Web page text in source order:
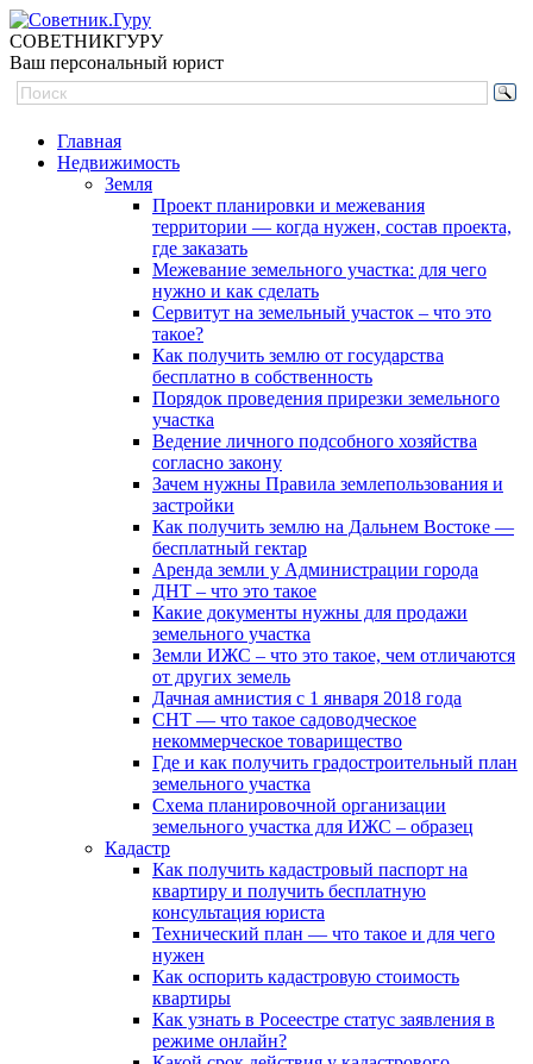
СОВЕТНИКГУРУ
Ваш персональный юрист
Главная
Недвижимость
Земля
Проект планировки и межевания
территории — когда нужен, состав проекта,
где заказать
Межевание земельного участка: для чего
нужно и как сделать
Сервитут на земельный участок – что это
такое?
Как получить землю от государства
бесплатно в собственность
Порядок проведения прирезки земельного
участка
Ведение личного подсобного хозяйства
согласно закону
Зачем нужны Правила землепользования и
застройки
Как получить землю на Дальнем Востоке —
бесплатный гектар
Аренда земли у Администрации города
ДНТ – что это такое
Какие документы нужны для продажи
земельного участка
Земли ИЖС – что это такое, чем отличаются
от других земель
Дачная амнистия с 1 января 2018 года
СНТ — что такое садоводческое
некоммерческое товарищество
Где и как получить градостроительный план
земельного участка
Схема планировочной организации
земельного участка для ИЖС – образец
Кадастр
Как получить кадастровый паспорт на
квартиру и получить бесплатную
консультация юриста
Технический план — что такое и для чего
нужен
Как оспорить кадастровую стоимость
квартиры
Как узнать в Росеестре статус заявления в
режиме онлайн?